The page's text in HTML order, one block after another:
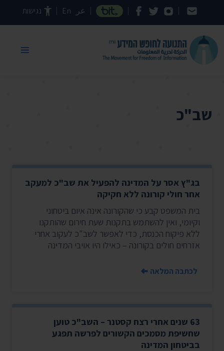
דילוג לתוכן העמוד عر En נגישות
שב"כ
בג"ץ אסר על המדינה להפעיל את שב"כ למעקב
אחר חולי קורונה ללא חקיקה
בית המשפט קבע כי שהקורונה אינה איום ביטחוני
וקיומי, ואין להשתמש בתקנות שעת חירום שהותקנו
ללא פיקוח הכנסת, כדי לאפשר לשב"כ לעקוב אחרי
אזרחים חולים בקורונה – כאילו היו אויבי המדינה
לכתבה המלאה
63 שנים אחרי רצח קסטנר – השב"כ טוען
שחשיפת מסמכים הקשורים לפרשה תפגע
בביטחון המדינה